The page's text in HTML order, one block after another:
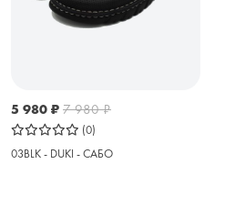
5 980 ₽ 7 980₽
(0)
03BLK - DUKI - САБО